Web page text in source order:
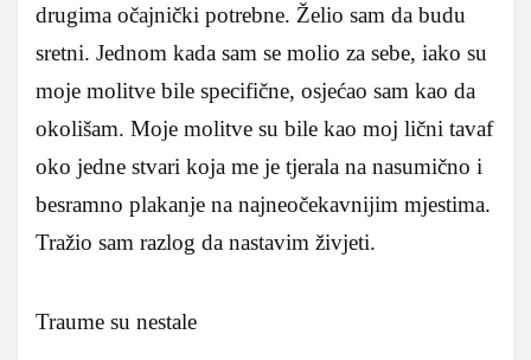
drugima očajnički potrebne. Želio sam da budu
sretni. Jednom kada sam se molio za sebe, iako su
moje molitve bile specifične, osjećao sam kao da
okolišam. Moje molitve su bile kao moj lični tavaf
oko jedne stvari koja me je tjerala na nasumično i
besramno plakanje na najneočekavnijim mjestima.
Tražio sam razlog da nastavim živjeti.
Traume su nestale